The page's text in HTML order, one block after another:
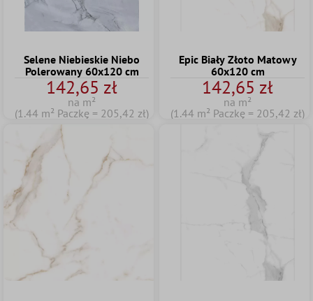
Selene Niebieskie Niebo
Polerowany 60x120 cm
142,65 zł
na m²
(1.44 m² Paczkę = 205,42 zł)
Epic Biały Złoto Matowy
60x120 cm
142,65 zł
na m²
(1.44 m² Paczkę = 205,42 zł)